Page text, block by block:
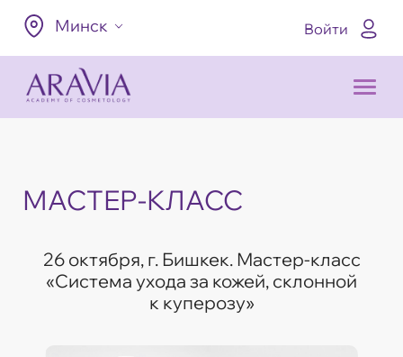
Минск Войти
МАСТЕР-КЛАСС
26 октября, г. Бишкек. Мастер-класс
«Система ухода за кожей, склонной
к куперозу»